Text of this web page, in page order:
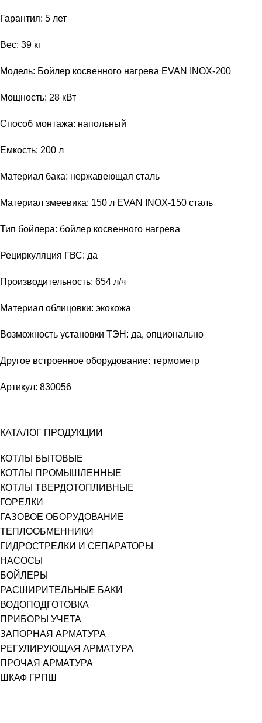
Гарантия: 5 лет
Вес: 39 кг
Модель: Бойлер косвенного нагрева EVAN INOX-200
Мощность: 28 кВт
Способ монтажа: напольный
Емкость: 200 л
Материал бака: нержавеющая сталь
Материал змеевика: 150 л EVAN INOX-150 сталь
Тип бойлера: бойлер косвенного нагрева
Рециркуляция ГВС: да
Производительность: 654 л/ч
Материал облицовки: экокожа
Возможность установки ТЭН: да, опционально
Другое встроенное оборудование: термометр
Артикул: 830056
КАТАЛОГ ПРОДУКЦИИ
КОТЛЫ БЫТОВЫЕ
КОТЛЫ ПРОМЫШЛЕННЫЕ
КОТЛЫ ТВЕРДОТОПЛИВНЫЕ
ГОРЕЛКИ
ГАЗОВОЕ ОБОРУДОВАНИЕ
ТЕПЛООБМЕННИКИ
ГИДРОСТРЕЛКИ И СЕПАРАТОРЫ
НАСОСЫ
БОЙЛЕРЫ
РАСШИРИТЕЛЬНЫЕ БАКИ
ВОДОПОДГОТОВКА
ПРИБОРЫ УЧЕТА
ЗАПОРНАЯ АРМАТУРА
РЕГУЛИРУЮЩАЯ АРМАТУРА
ПРОЧАЯ АРМАТУРА
ШКАФ ГРПШ